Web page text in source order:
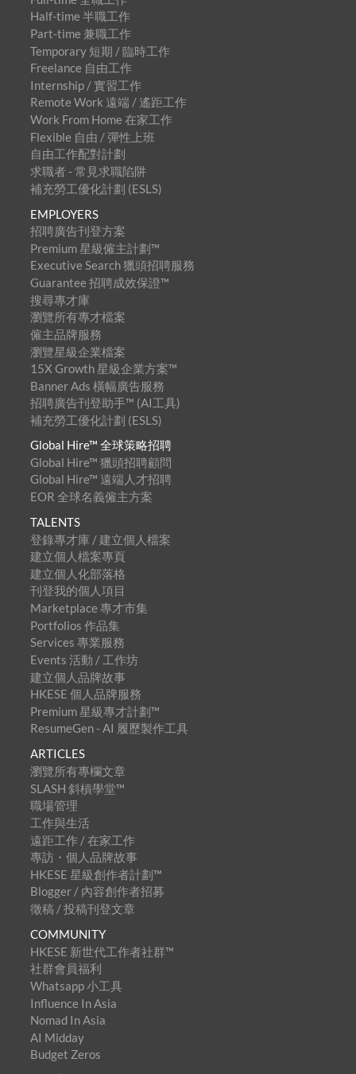
Half-time 半職工作
Part-time 兼職工作
Temporary 短期 / 臨時工作
Freelance 自由工作
Internship / 實習工作
Remote Work 遠端 / 遙距工作
Work From Home 在家工作
Flexible 自由 / 彈性上班
自由工作配對計劃
求職者 - 常見求職陷阱
補充勞工優化計劃 (ESLS)
EMPLOYERS
招聘廣告刊登方案
Premium 星級僱主計劃™
Executive Search 獵頭招聘服務
Guarantee 招聘成效保證™
搜尋專才庫
瀏覽所有專才檔案
僱主品牌服務
瀏覽星級企業檔案
15X Growth 星級企業方案™
Banner Ads 橫幅廣告服務
招聘廣告刊登助手™ (AI工具)
補充勞工優化計劃 (ESLS)
Global Hire™ 全球策略招聘
Global Hire™ 獵頭招聘顧問
Global Hire™ 遠端人才招聘
EOR 全球名義僱主方案
TALENTS
登錄專才庫 / 建立個人檔案
建立個人檔案專頁
建立個人化部落格
刊登我的個人項目
Marketplace 專才市集
Portfolios 作品集
Services 專業服務
Events 活動 / 工作坊
建立個人品牌故事
HKESE 個人品牌服務
Premium 星級專才計劃™
ResumeGen - AI 履歷製作工具
ARTICLES
瀏覽所有專欄文章
SLASH 斜槓學堂™
職場管理
工作與生活
遠距工作 / 在家工作
專訪・個人品牌故事
HKESE 星級創作者計劃™
Blogger / 內容創作者招募
徵稿 / 投稿刊登文章
COMMUNITY
HKESE 新世代工作者社群™
社群會員福利
Whatsapp 小工具
Influence In Asia
Nomad In Asia
AI Midday
Budget Zeros